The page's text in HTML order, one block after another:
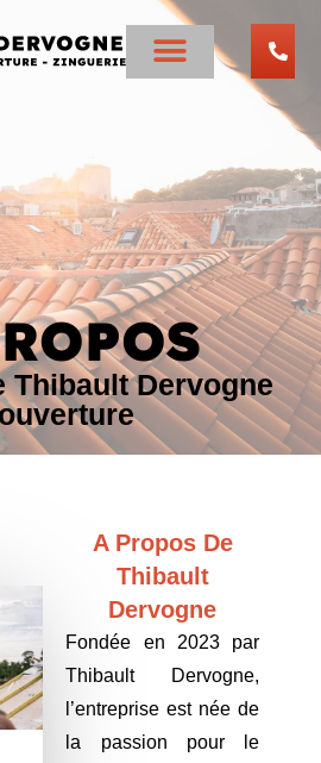
Thibault Dervogne
A Propos De
Thibault
Dervogne
Fondée en 2023 par
Thibault Dervogne,
l’entreprise est née de
la passion pour le